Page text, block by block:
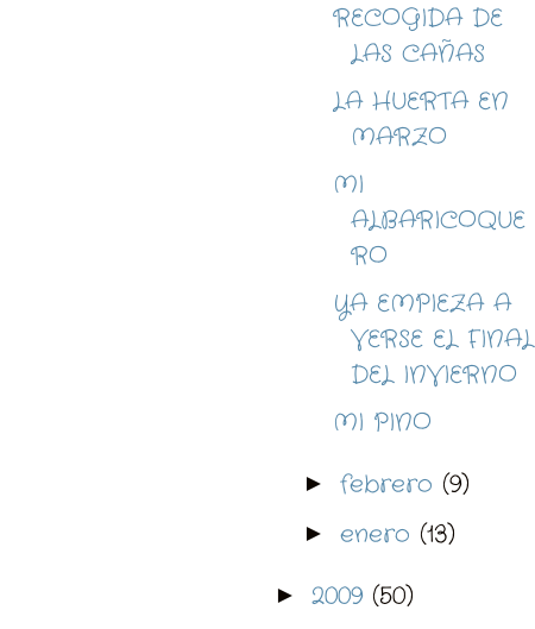
RECOGIDA DE
LAS CAÑAS
LA HUERTA EN
MARZO
MI
ALBARICOQUE
RO
YA EMPIEZA A
VERSE EL FINAL
DEL INVIERNO
MI PINO
► febrero (9)
► enero (13)
► 2009 (50)